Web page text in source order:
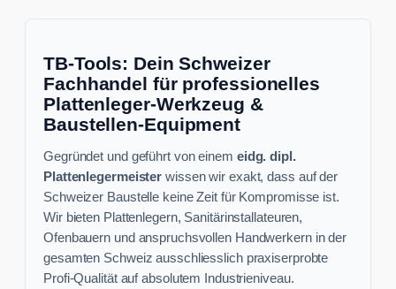
TB-Tools: Dein Schweizer
Fachhandel für professionelles
Plattenleger-Werkzeug &
Baustellen-Equipment
Gegründet und geführt von einem eidg. dipl.
Plattenlegermeister wissen wir exakt, dass auf der
Schweizer Baustelle keine Zeit für Kompromisse ist.
Wir bieten Plattenlegern, Sanitärinstallateuren,
Ofenbauern und anspruchsvollen Handwerkern in der
gesamten Schweiz ausschliesslich praxiserprobte
Profi-Qualität auf absolutem Industrieniveau.